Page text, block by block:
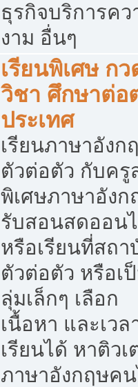
ธุรกิจบริการคว
งาม อื่นๆ
เรียนพิเศษ กว
วิชา ศึกษาต่อ
ประเทศ
เรียนภาษาอังก
ตัวต่อตัว กับครู
พิเศษภาษาอังก
รับสอนสดออน
หรือเรียนที่สถา
ตัวต่อตัว หรือเ
ลุ่มเล็กๆ เลือก
เนื้อหา และเวล
เรียนได้ หาติวเ
ภาษาอังกฤษค